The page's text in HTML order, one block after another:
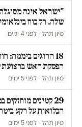
"ישראל אינה
שלה. רק כוח
סיון תהל · לפני 4 ימים
18 הרוגים ביממה:
הפסקת האש ברצועת
סיון תהל · לפני 5 ימים
29 קטינים
הכלואות על רקע ביטחוני
סיון תהל · לפני 5 ימים